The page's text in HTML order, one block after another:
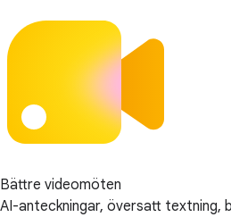
Bättre videomöten
AI-anteckningar, översatt textning,